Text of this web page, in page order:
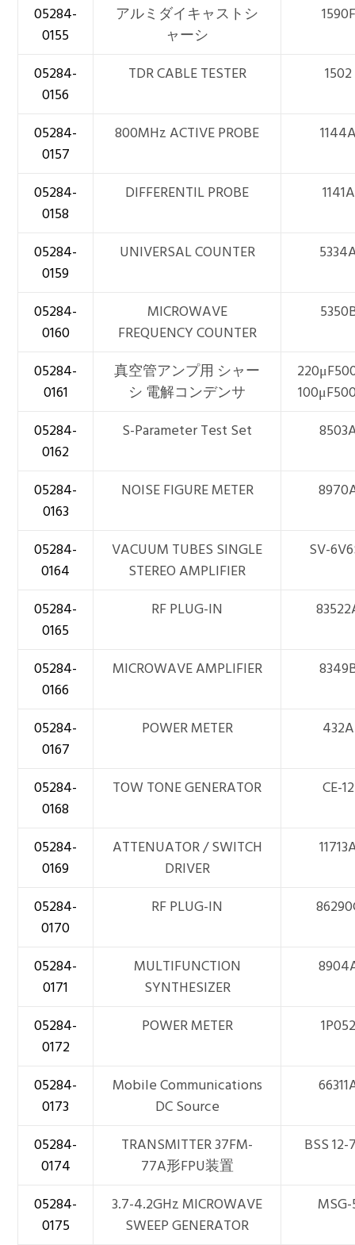
05284-
0155
アルミダイキャストシ
ャーシ
1590F
05284-
0156
TDR CABLE TESTER 1502
05284-
0157
800MHz ACTIVE PROBE
05284-
0158
DIFFERENTIL PROBE 1141A
05284-
0159
UNIVERSAL COUNTER
05284-
0160
MICROWAVE
FREQUENCY COUNTER
05284-
0161
真空管アンプ用 シャー
シ 電解コンデンサ
05284-
0162
S-Parameter Test Set
05284-
0163
NOISE FIGURE METER
05284-
0164
VACUUM TUBES SINGLE
STEREO AMPLIFIER
SV-
05284-
0165
RF PLUG-IN
05284-
0166
MICROWAVE AMPLIFIER
05284-
0167
POWER METER 432A
05284-
0168
TOW TONE GENERATOR CE-12
05284-
0169
ATTENUATOR / SWITCH
DRIVER
05284-
0170
RF PLUG-IN
05284-
0171
MULTIFUNCTION
SYNTHESIZER
05284-
0172
POWER METER
05284-
0173
Mobile Communications
DC Source
05284-
0174
TRANSMITTER 37FM-
77A形FPU装置
BSS 12-
05284-
0175
3.7-4.2GHz MICROWAVE
SWEEP GENERATOR